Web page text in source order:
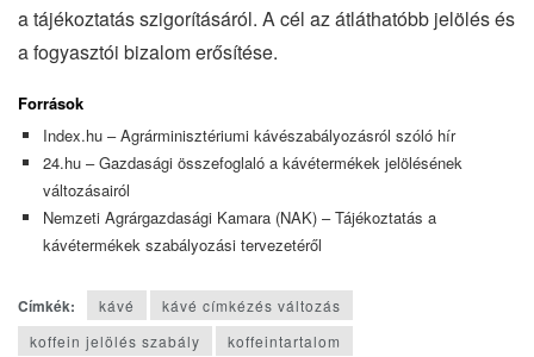
a tájékoztatás szigorításáról. A cél az átláthatóbb jelölés és
a fogyasztói bizalom erősítése.
Források
Index.hu – Agrárminisztériumi kávészabályozásról szóló hír
24.hu – Gazdasági összefoglaló a kávétermékek jelölésének
változásairól
Nemzeti Agrárgazdasági Kamara (NAK) – Tájékoztatás a
kávétermékek szabályozási tervezetéről
Címkék: kávé
kávé címkézés változás
koffein jelölés szabály
koffeintartalom